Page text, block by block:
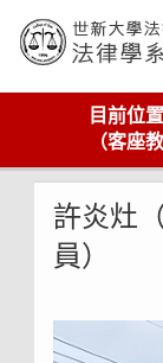
content
世新大學法律學
目前位置
（客座
許炎灶
員）